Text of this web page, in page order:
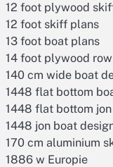
12 foot plywood
12 foot skiff plans
13 foot boat plans
14 foot plywood
140 cm wide boat
1448 flat bottom
1448 flat bottom
1448 jon boat
170 cm aluminium
1886 w Europie